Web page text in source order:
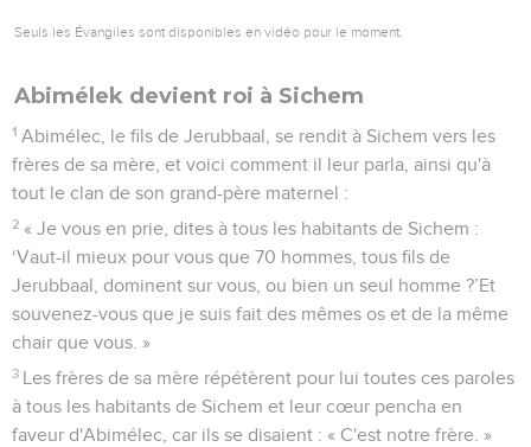
Seuls les Évangiles sont disponibles en vidéo pour le moment.
Abimélek devient roi à Sichem
1 Abimélec, le fils de Jerubbaal, se rendit à Sichem vers les
frères de sa mère, et voici comment il leur parla, ainsi qu'à
tout le clan de son grand-père maternel :
2 « Je vous en prie, dites à tous les habitants de Sichem :
‘Vaut-il mieux pour vous que 70 hommes, tous fils de
Jerubbaal, dominent sur vous, ou bien un seul homme ?’Et
souvenez-vous que je suis fait des mêmes os et de la même
chair que vous. »
3 Les frères de sa mère répétèrent pour lui toutes ces paroles
à tous les habitants de Sichem et leur cœur pencha en
faveur d'Abimélec, car ils se disaient : « C'est notre frère. »